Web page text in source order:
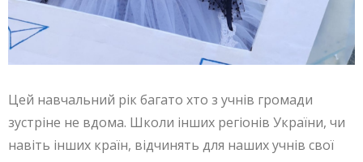
Цей навчальний рік багато хто з учнів громади
зустріне не вдома. Школи інших регіонів України, чи
навіть інших країн, відчинять для наших учнів свої